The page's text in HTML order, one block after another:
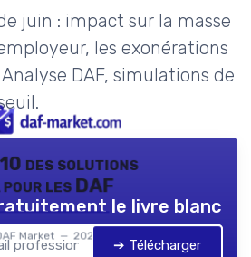
juin : impact sur la masse
les exonérations
DAF, simulations de
des solutions
pour les DAF
Market — 2026
le livre blanc
➔ Télécharger